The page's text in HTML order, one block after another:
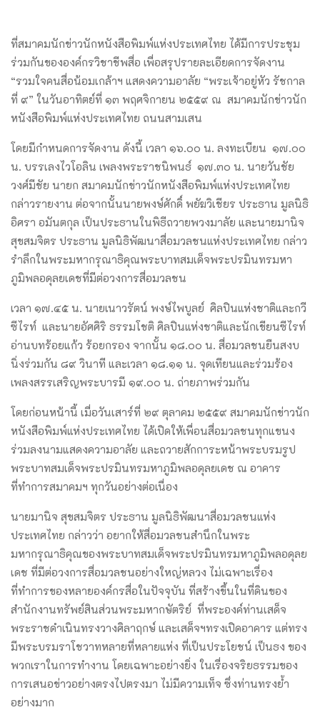
ที่สมาคมนักข่าวนักหนังสือพิมพ์แห่งประเทศไทย ได้มีการประชุม
ร่วมกันขององค์กรวิชาชีพสื่อ เพื่อสรุปรายละเอียดการจัดงาน
“รวมใจคนสื่อน้อมเกล้าฯ แสดงความอาลัย “พระเจ้าอยู่หัว รัชกาล
ที่ ๙” ในวันอาทิตย์ที่ ๑๓ พฤศจิกายน ๒๕๕๙ ณ สมาคมนักข่าวนัก
หนังสือพิมพ์แห่งประเทศไทย ถนนสามเสน
โดยมีกำหนดการจัดงาน ดังนี้ เวลา ๑๖.๐๐ น. ลงทะเบียน ๑๗.๐๐
น. บรรเลงไวโอลิน เพลงพระราชนิพนธ์ ๑๗.๓๐ น. นายวันชัย
วงศ์มีชัย นายก สมาคมนักข่าวนักหนังสือพิมพ์แห่งประเทศไทย
กล่าวรายงาน ต่อจากนั้นนายพงษ์ศักดิ์ พยัฆวิเชียร ประธาน มูลนิธิ
อิศรา อมันตกุล เป็นประธานในพิธีถวายพวงมาลัย และนายมานิจ
สุขสมจิตร ประธาน มูลนิธิพัฒนาสื่อมวลชนแห่งประเทศไทย กล่าว
รำลึกในพระมหากรุณาธิคุณพระบาทสมเด็จพระปรมินทรมหา
ภูมิพลอดุลยเดชที่มีต่อวงการสื่อมวลชน
เวลา ๑๗.๔๕ น. นายเนาวรัตน์ พงษ์ไพบูลย์ ศิลปินแห่งชาติและกวี
ซีไรท์ และนายอัศศิริ ธรรมโชติ ศิลปินแห่งชาติและนักเขียนซีไรท์
อ่านบทร้อยแก้ว ร้อยกรอง จากนั้น ๑๘.๐๐ น. สื่อมวลชนยืนสงบ
นิ่งร่วมกัน ๘๙ วินาที และเวลา ๑๘.๑๑ น. จุดเทียนและร่วมร้อง
เพลงสรรเสริญพระบารมี ๑๙.๐๐ น. ถ่ายภาพร่วมกัน
โดยก่อนหน้านี้ เมื่อวันเสาร์ที่ ๒๙ ตุลาคม ๒๕๕๙ สมาคมนักข่าวนัก
หนังสือพิมพ์แห่งประเทศไทย ได้เปิดให้เพื่อนสื่อมวลชนทุกแขนง
ร่วมลงนามแสดงความอาลัย และถวายสักการะหน้าพระบรมรูป
พระบาทสมเด็จพระปรมินทรมหาภูมิพลอดุลยเดช ณ อาคาร
ที่ทำการสมาคมฯ ทุกวันอย่างต่อเนื่อง
นายมานิจ สุขสมจิตร ประธาน มูลนิธิพัฒนาสื่อมวลชนแห่ง
ประเทศไทย กล่าวว่า อยากให้สื่อมวลชนสำนึกในพระ
มหากรุณาธิคุณของพระบาทสมเด็จพระปรมินทรมหาภูมิพลอดุลย
เดช ที่มีต่อวงการสื่อมวลชนอย่างใหญ่หลวง ไม่เฉพาะเรื่อง
ที่ทำการของหลายองค์กรสื่อในปัจจุบัน ที่สร้างขึ้นในที่ดินของ
สำนักงานทรัพย์สินส่วนพระมหากษัตริย์ ที่พระองค์ท่านเสด็จ
พระราชดำเนินทรงวางศิลาฤกษ์ และเสด็จฯทรงเปิดอาคาร แต่ทรง
มีพระบรมราโชวาทหลายที่หลายแห่ง ที่เป็นประโยชน์ เป็นธง ของ
พวกเราในการทำงาน โดยเฉพาะอย่างยิ่ง ในเรื่องจริยธรรมของ
การเสนอข่าวอย่างตรงไปตรงมา ไม่มีความเท็จ ซึ่งท่านทรงย้ำ
อย่างมาก